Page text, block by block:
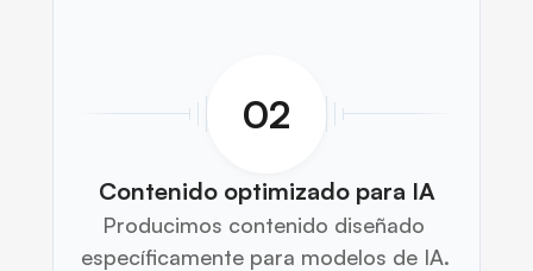
02
Contenido optimizado para IA
Producimos contenido diseñado
específicamente para modelos de IA.